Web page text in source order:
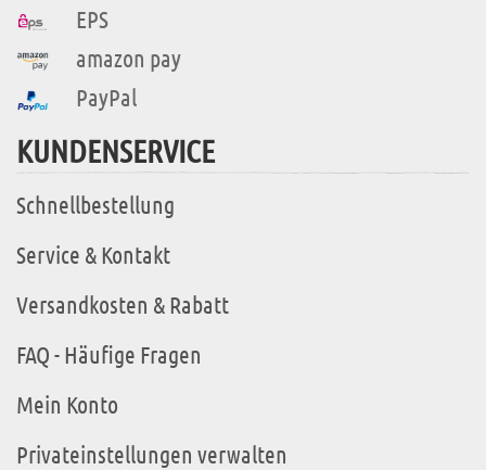
EPS
amazon pay
PayPal
KUNDENSERVICE
Schnellbestellung
Service & Kontakt
Versandkosten & Rabatt
FAQ - Häufige Fragen
Mein Konto
Privateinstellungen verwalten